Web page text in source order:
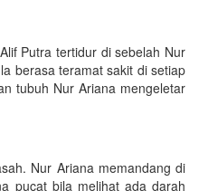
Putra tertidur di sebelah Nur
berasa teramat sakit di setiap
tubuh Nur Ariana mengeletar
Nur Ariana memandang di
pucat bila melihat ada darah